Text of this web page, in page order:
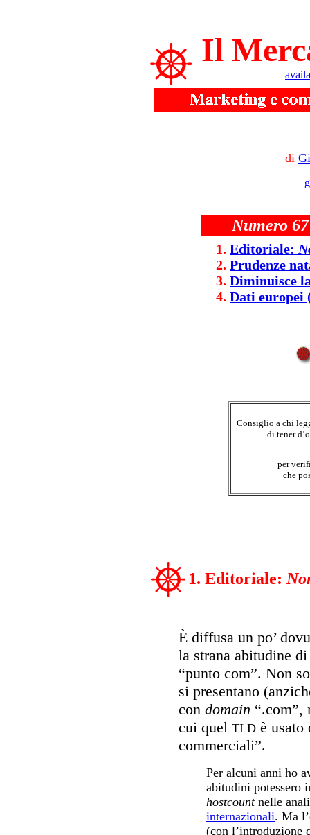
Il
di
Numero
Editoriale:
Prudenze
Diminuisce
Dati europei
Consiglio a chi
di tener
per
che
1. Editoriale:
È diffusa un po’
la strana abitudine
“punto com”. Non
si presentano
con domain “.com”,
cui quel TLD è usato
commerciali”.
Per alcuni anni ho
abitudini potessero
hostcountnelle
internazionali. Ma
(con l’introduzione